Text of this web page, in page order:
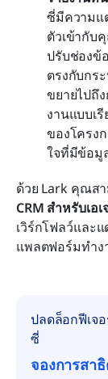
ซี่มีความแ
ตัวเข้ากับ
ปรับช่องข้
ตรงกับกร
ขยายไปถึ
งานแบบเ
ของโครง
ใจที่มีข้อมู
ด้วย Lark คุณส
CRM สำหรับเอ
เวิร์กโฟลว์และ
แพลตฟอร์มทำง
ปลดล็อกฟีเจ
ซี่
จองการสา